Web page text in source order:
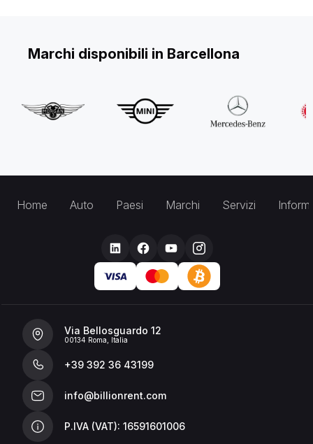
Marchi disponibili in Barcellona
Home Auto Paesi Marchi Servizi
Via Bellosguardo 12
00134 Roma, Italia
+39 392 36 43199
info@billionrent.com
P.IVA (VAT): 16591601006